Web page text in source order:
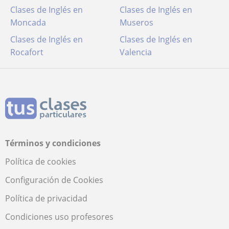
Clases de Inglés en
Moncada
Clases de Inglés en
Museros
Clases de Inglés en
Rocafort
Clases de Inglés en
Valencia
Términos y condiciones
Política de cookies
Configuración de Cookies
Política de privacidad
Condiciones uso profesores